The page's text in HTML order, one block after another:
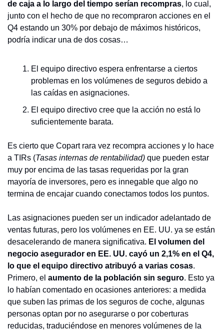
de caja a lo largo del tiempo serían recompras, lo cual,
junto con el hecho de que no recompraron acciones en el
Q4 estando un 30% por debajo de máximos históricos,
podría indicar una de dos cosas…
El equipo directivo espera enfrentarse a ciertos
problemas en los volúmenes de seguros debido a
las caídas en asignaciones.
El equipo directivo cree que la acción no está lo
suficientemente barata.
Es cierto que Copart rara vez recompra acciones y lo hace
a TIRs (Tasas internas de rentabilidad) que pueden estar
muy por encima de las tasas requeridas por la gran
mayoría de inversores, pero es innegable que algo no
termina de encajar cuando conectamos todos los puntos.
Las asignaciones pueden ser un indicador adelantado de
ventas futuras, pero los volúmenes en EE. UU. ya se están
desacelerando de manera significativa. El volumen del
negocio asegurador en EE. UU. cayó un 2,1% en el Q4,
lo que el equipo directivo atribuyó a varias cosas.
Primero, el aumento de la población sin seguro. Esto ya
lo habían comentado en ocasiones anteriores: a medida
que suben las primas de los seguros de coche, algunas
personas optan por no asegurarse o por coberturas
reducidas, traduciéndose en menores volúmenes de la